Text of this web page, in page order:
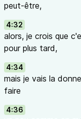
peut-être,
4:32
alors, je crois que
pour plus tard,
4:34
mais je vais la
faire
4:36